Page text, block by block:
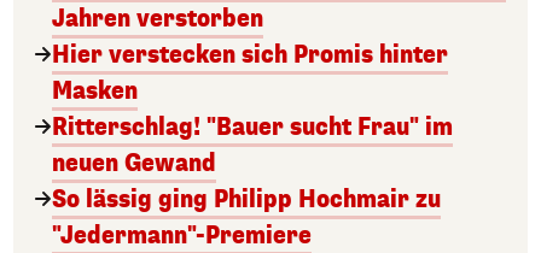
Jahren verstorben
Hier verstecken sich Promis hinter
Masken
Ritterschlag! "Bauer sucht Frau" im
neuen Gewand
So lässig ging Philipp Hochmair zu
"Jedermann"-Premiere